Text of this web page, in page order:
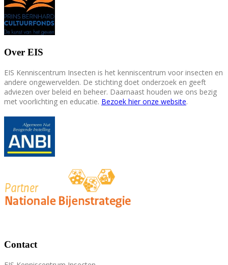
Over EIS
EIS Kenniscentrum Insecten is het kenniscentrum voor insecten en
andere ongewervelden. De stichting doet onderzoek en geeft
adviezen over beleid en beheer. Daarnaast houden we ons bezig
met voorlichting en educatie. Bezoek hier onze website.
Contact